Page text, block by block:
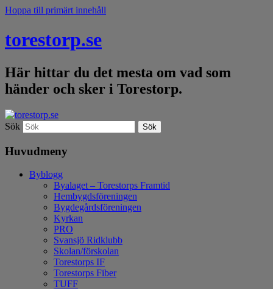
Hoppa till primärt innehåll
torestorp.se
Här hittar du det mesta om vad som
händer och sker i Torestorp.
Sök
Huvudmeny
Byblogg
Byalaget – Torestorps Framtid
Hembygdsföreningen
Bygdegårdsföreningen
Kyrkan
PRO
Svansjö Ridklubb
Skolan/förskolan
Torestorps IF
Torestorps Fiber
TUFF